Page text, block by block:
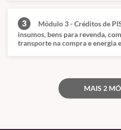
3
Módulo 3 - Créditos de
insumos, bens para revenda,
transporte na compra e energia
MAIS 2